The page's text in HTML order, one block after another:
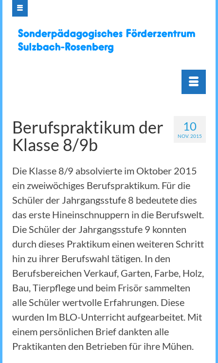
10
NOV. 2015
Berufspraktikum der
Klasse 8/9b
Die Klasse 8/9 absolvierte im Oktober 2015
ein zweiwöchiges Berufspraktikum. Für die
Schüler der Jahrgangsstufe 8 bedeutete dies
das erste Hineinschnuppern in die Berufswelt.
Die Schüler der Jahrgangsstufe 9 konnten
durch dieses Praktikum einen weiteren Schritt
hin zu ihrer Berufswahl tätigen. In den
Berufsbereichen Verkauf, Garten, Farbe, Holz,
Bau, Tierpflege und beim Frisör sammelten
alle Schüler wertvolle Erfahrungen. Diese
wurden Im BLO-Unterricht aufgearbeitet. Mit
einem persönlichen Brief dankten alle
Praktikanten den Betrieben für ihre Mühen.